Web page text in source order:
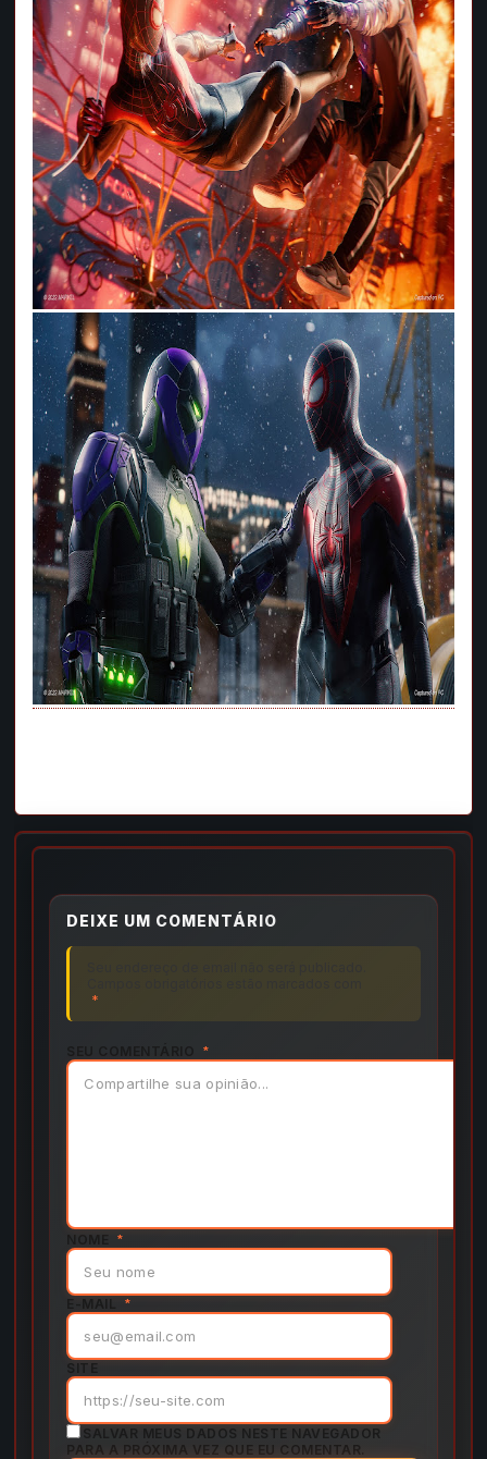
DEIXE UM COMENTÁRIO
*
*
NOME *
E-MAIL *
SITE
SALVAR MEUS DADOS NESTE NAVEGADOR
PARA A PRÓXIMA VEZ QUE EU COMENTAR.